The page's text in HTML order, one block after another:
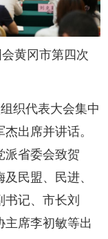
黄冈市第四次
织代表大会集中
出席并讲话。
派省委会致贺
民盟、民进、
记、市长刘
主席李初敏等出